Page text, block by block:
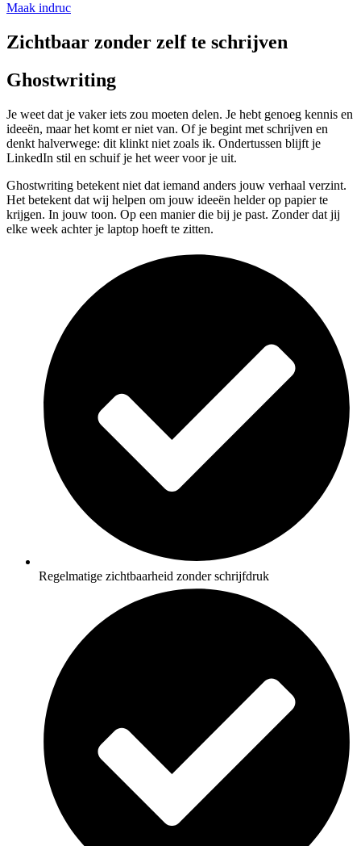
Maak indruc
Zichtbaar zonder zelf te schrijven
Ghostwriting
Je weet dat je vaker iets zou moeten delen. Je hebt genoeg kennis en
ideeën, maar het komt er niet van. Of je begint met schrijven en
denkt halverwege: dit klinkt niet zoals ik. Ondertussen blijft je
LinkedIn stil en schuif je het weer voor je uit.
Ghostwriting betekent niet dat iemand anders jouw verhaal verzint.
Het betekent dat wij helpen om jouw ideeën helder op papier te
krijgen. In jouw toon. Op een manier die bij je past. Zonder dat jij
elke week achter je laptop hoeft te zitten.
Regelmatige zichtbaarheid zonder schrijfdruk